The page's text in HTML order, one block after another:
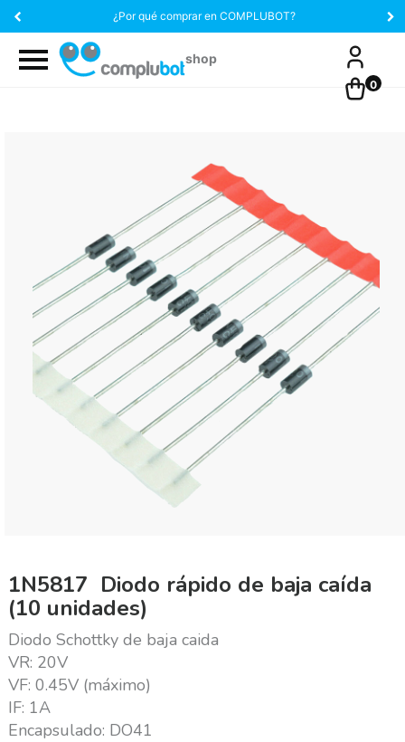
¿Por qué comprar en COMPLUBOT?
0
1N5817  Diodo rápido de baja caída
(10 unidades)
Diodo Schottky de baja caida
VR: 20V
VF: 0.45V (máximo)
IF: 1A
Encapsulado: DO41